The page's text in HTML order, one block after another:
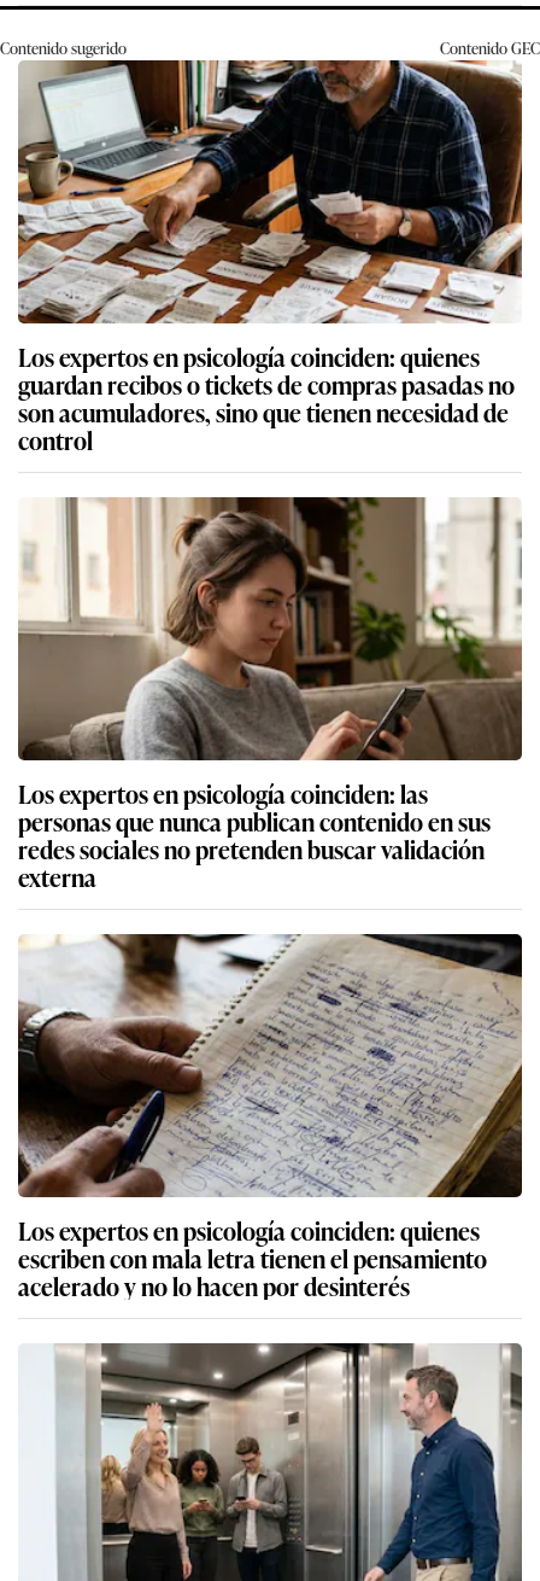
Contenido sugerido ContenidoGEC
Los expertos en psicología coinciden: quienes
guardan recibos o tickets de compras pasadas no
son acumuladores, sino que tienen necesidad de
control
Los expertos en psicología coinciden: las
personas que nunca publican contenido en sus
redes sociales no pretenden buscar validación
externa
Los expertos en psicología coinciden: quienes
escriben con mala letra tienen el pensamiento
acelerado y no lo hacen por desinterés